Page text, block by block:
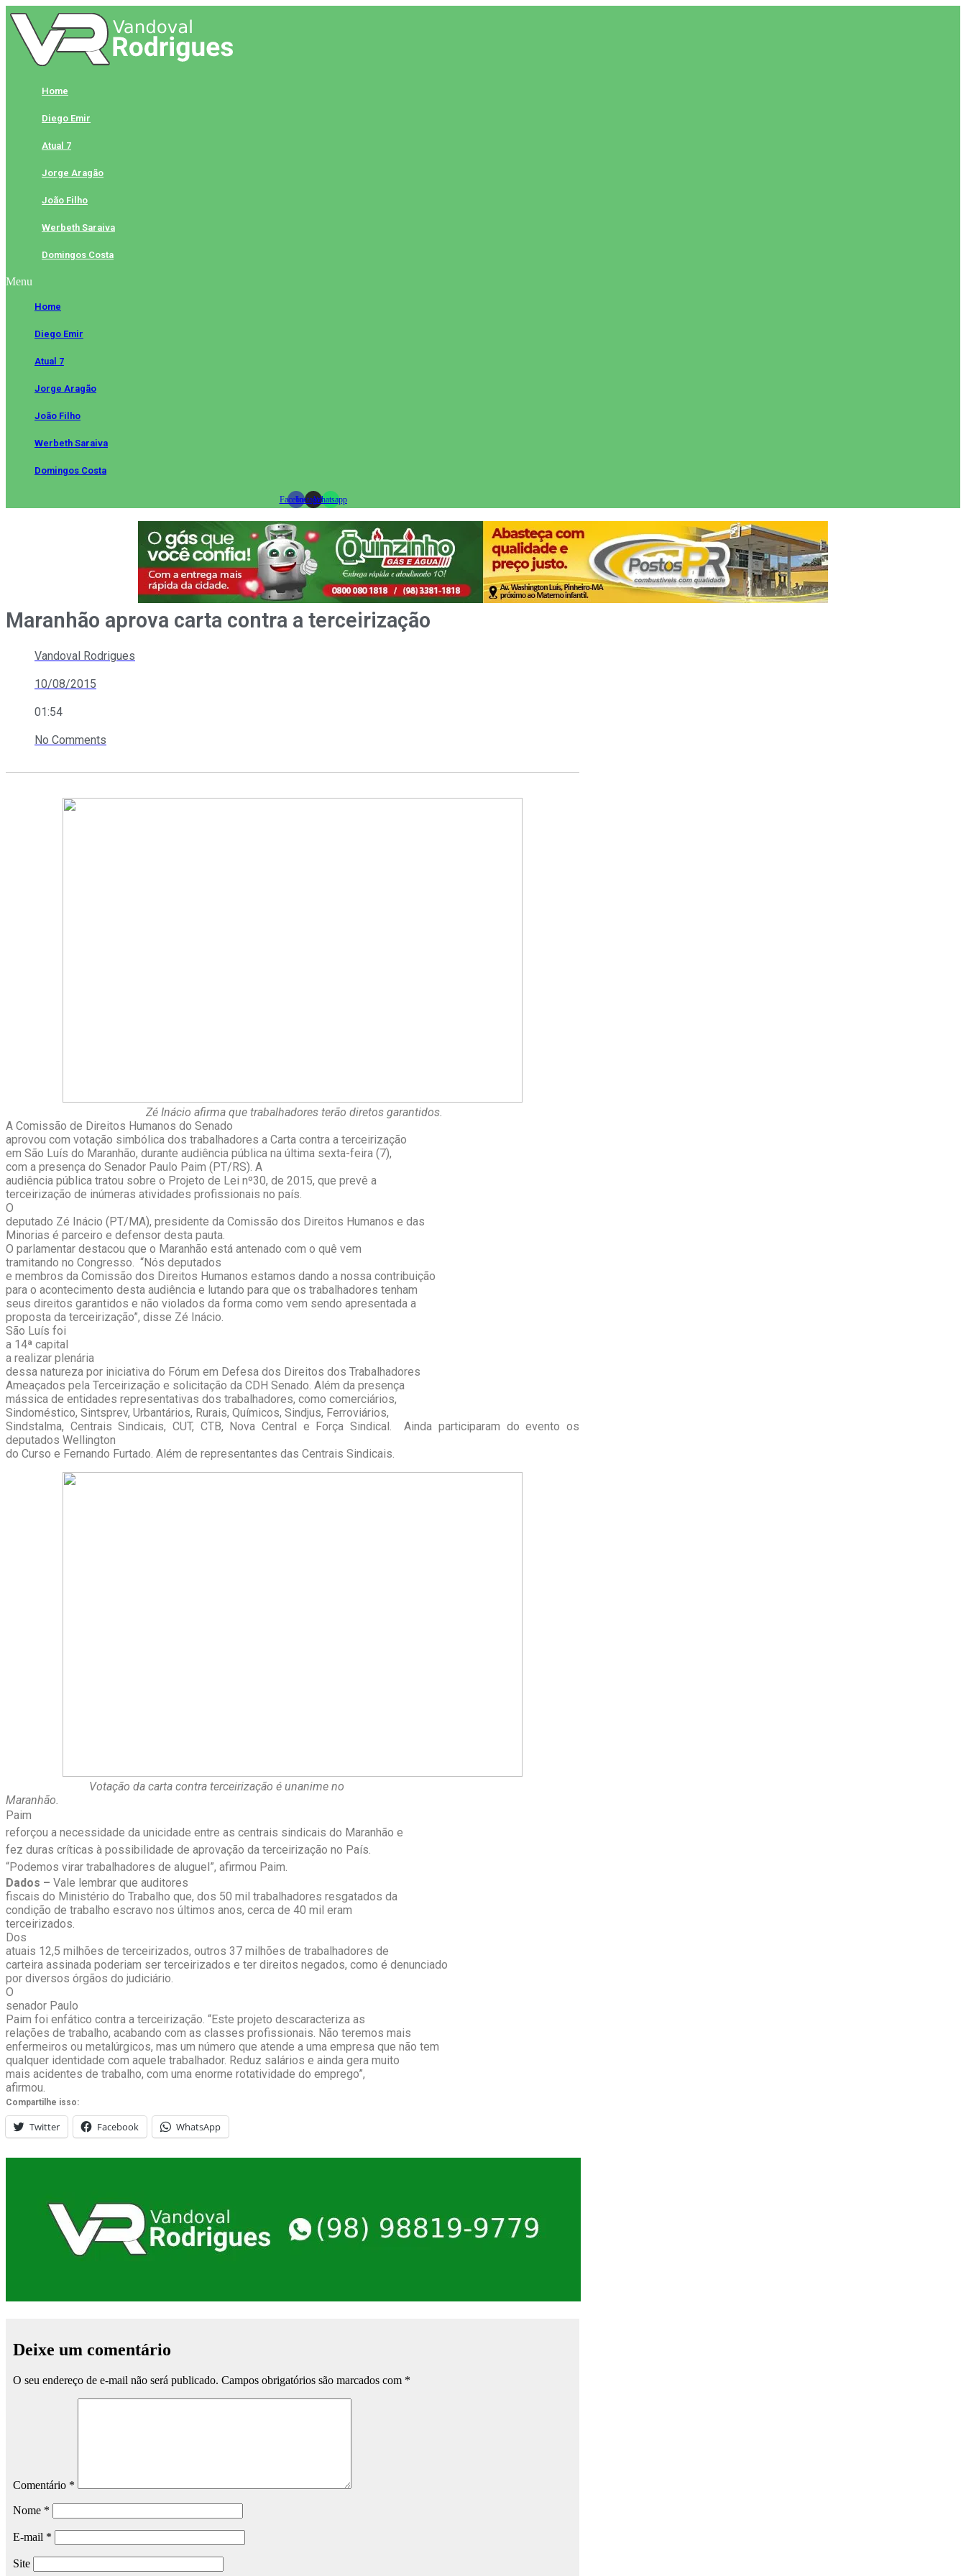
Skip
to
content
Home
Diego Emir
Atual 7
Jorge Aragão
João Filho
Werbeth Saraiva
Domingos Costa
Menu
Home
Diego Emir
Atual 7
Jorge Aragão
João Filho
Werbeth Saraiva
Domingos Costa
FacebookInstagramWhatsapp
Maranhão aprova carta contra a terceirização
Vandoval Rodrigues
10/08/2015
01:54
No Comments
Zé Inácio afirma que trabalhadores terão diretos garantidos.
A Comissão de Direitos Humanos do Senado
aprovou com votação simbólica dos trabalhadores a Carta contra a terceirização
em São Luís do Maranhão, durante audiência pública na última sexta-feira (7),
com a presença do Senador Paulo Paim (PT/RS). A
audiência pública tratou sobre o Projeto de Lei nº30, de 2015, que prevê a
terceirização de inúmeras atividades profissionais no país.
O
deputado Zé Inácio (PT/MA), presidente da Comissão dos Direitos Humanos e das
Minorias é parceiro e defensor desta pauta.
O parlamentar destacou que o Maranhão está antenado com o quê vem
tramitando no Congresso. “Nós deputados
e membros da Comissão dos Direitos Humanos estamos dando a nossa contribuição
para o acontecimento desta audiência e lutando para que os trabalhadores tenham
seus direitos garantidos e não violados da forma como vem sendo apresentada a
proposta da terceirização”, disse Zé Inácio.
São Luís foi
a 14ª capital
a realizar plenária
dessa natureza por iniciativa do Fórum em Defesa dos Direitos dos Trabalhadores
Ameaçados pela Terceirização e solicitação da CDH Senado. Além da presença
mássica de entidades representativas dos trabalhadores, como comerciários,
Sindoméstico, Sintsprev, Urbantários, Rurais, Químicos, Sindjus, Ferroviários,
Sindstalma, Centrais Sindicais, CUT, CTB, Nova Central e Força Sindical. Ainda participaram do evento os
deputados Wellington
do Curso e Fernando Furtado. Além de representantes das Centrais Sindicais.
Votação da carta contra terceirização é unanime no
Maranhão.
Paim
reforçou a necessidade da unicidade entre as centrais sindicais do Maranhão e
fez duras críticas à possibilidade de aprovação da terceirização no País.
“Podemos virar trabalhadores de aluguel”, afirmou Paim.
Dados – Vale lembrar que auditores
fiscais do Ministério do Trabalho que, dos 50 mil trabalhadores resgatados da
condição de trabalho escravo nos últimos anos, cerca de 40 mil eram
terceirizados.
Dos
atuais 12,5 milhões de terceirizados, outros 37 milhões de trabalhadores de
carteira assinada poderiam ser terceirizados e ter direitos negados, como é denunciado
por diversos órgãos do judiciário.
O
senador Paulo
Paim foi enfático contra a terceirização. “Este projeto descaracteriza as
relações de trabalho, acabando com as classes profissionais. Não teremos mais
enfermeiros ou metalúrgicos, mas um número que atende a uma empresa que não tem
qualquer identidade com aquele trabalhador. Reduz salários e ainda gera muito
mais acidentes de trabalho, com uma enorme rotatividade do emprego”,
afirmou.
Compartilhe isso:
Twitter Facebook WhatsApp
Deixe um comentário
O seu endereço de e-mail não será publicado. Campos obrigatórios são marcados com *
Comentário *
Nome *
E-mail *
Site